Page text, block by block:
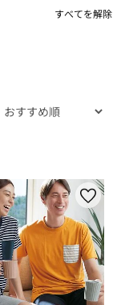
すべてを解除